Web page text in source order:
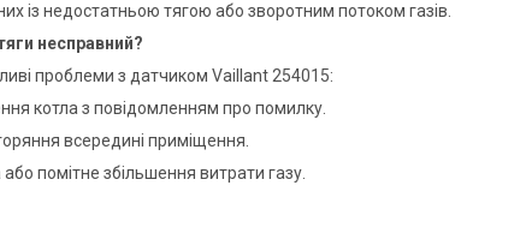
із недостатньою тягою або зворотним потоком газів.
несправний?
проблеми з датчиком Vaillant 254015:
котла з повідомленням про помилку.
всередині приміщення.
помітне збільшення витрати газу.